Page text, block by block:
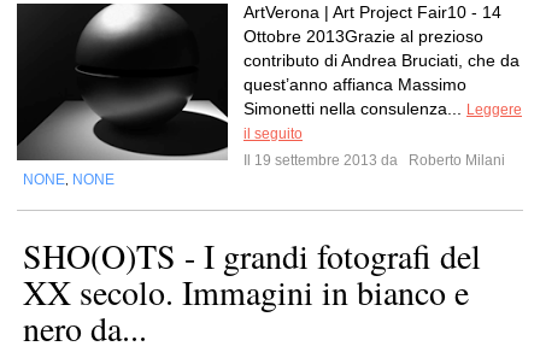
ArtVerona | Art Project Fair10 - 14
Ottobre 2013Grazie al prezioso
contributo di Andrea Bruciati, che da
quest’anno affianca Massimo
Simonetti nella consulenza...
Leggere
il seguito
Il 19 settembre 2013 da
Roberto Milani
NONE NONE
SHO(O)TS - I grandi fotografi del
XX secolo. Immagini in bianco e
nero da...